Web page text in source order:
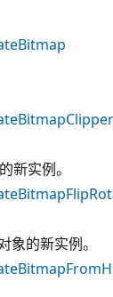
新实例。
的新实例。